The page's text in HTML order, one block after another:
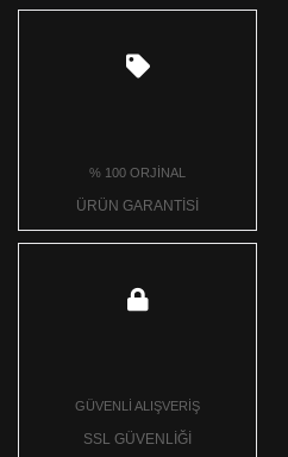
% 100 ORJİNAL
ÜRÜN GARANTİSİ
GÜVENLİ ALIŞVERİŞ
SSL GÜVENLİĞİ